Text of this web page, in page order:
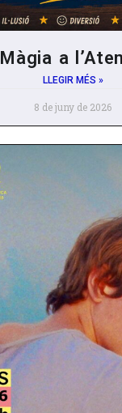
Màgia a
LLEGIR MÉS »
8 de juny de 2026